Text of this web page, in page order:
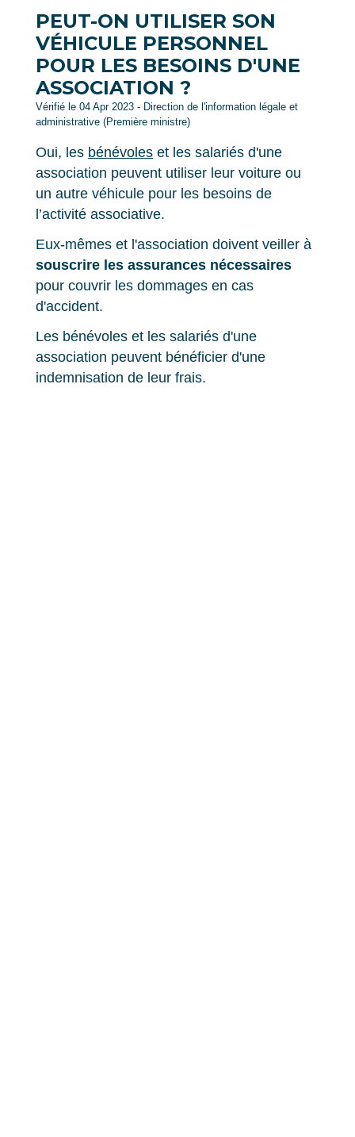
PEUT-ON UTILISER SON
VÉHICULE PERSONNEL
POUR LES BESOINS D'UNE
ASSOCIATION ?
Vérifié le 04 Apr 2023 - Direction de l'information légale et
administrative (Première ministre)
Oui, les bénévoles et les salariés d'une
association peuvent utiliser leur voiture ou
un autre véhicule pour les besoins de
l’activité associative.
Eux-mêmes et l'association doivent veiller à
souscrire les assurances nécessaires
pour couvrir les dommages en cas
d'accident.
Les bénévoles et les salariés d'une
association peuvent bénéficier d'une
indemnisation de leur frais.